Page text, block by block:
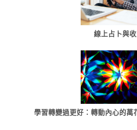
線上占卜與
學習轉變過更好：轉動內心的萬